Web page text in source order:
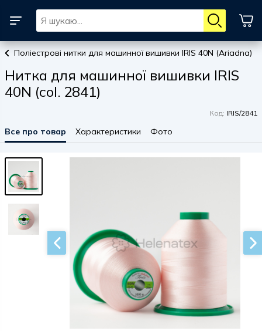
Поліестрові нитки для машинної вишивки IRIS 40N (Ariadna)
Нитка для машинної вишивки IRIS
40N (col. 2841)
Код: IRIS/2841
Все про товар Характеристики Фото